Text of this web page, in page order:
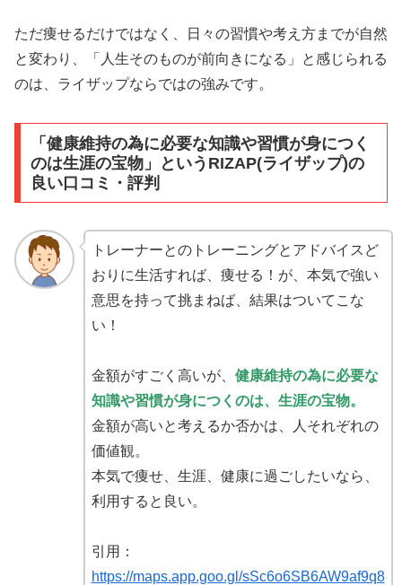
ただ痩せるだけではなく、日々の習慣や考え方までが自然
と変わり、「人生そのものが前向きになる」と感じられる
のは、ライザップならではの強みです。
「健康維持の為に必要な知識や習慣が身につく
のは生涯の宝物」というRIZAP(ライザップ)の
良い口コミ・評判
トレーナーとのトレーニングとアドバイスど
おりに生活すれば、痩せる！が、本気で強い
意思を持って挑まねば、結果はついてこな
い！
金額がすごく高いが、 健康維持の為に必要な
知識や習慣が身につくのは、生涯の宝物。
金額が高いと考えるか否かは、人それぞれの
価値観。
本気で痩せ、生涯、健康に過ごしたいなら、
利用すると良い。
引用：
https://maps.app.goo.gl/sSc6o6SB6AW9af9q8